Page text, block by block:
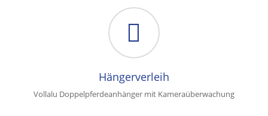
Hängerverleih
Vollalu Doppelpferdeanhänger mit Kameraüberwachung